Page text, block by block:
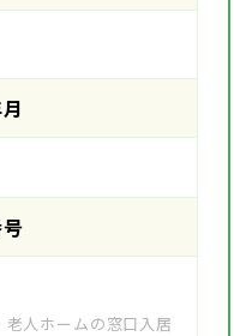
人ホームの窓口入居